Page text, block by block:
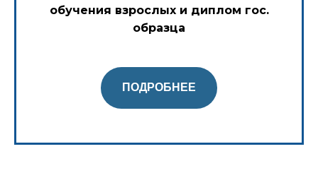
обучения взрослых и диплом гос.
образца
ПОДРОБНЕЕ